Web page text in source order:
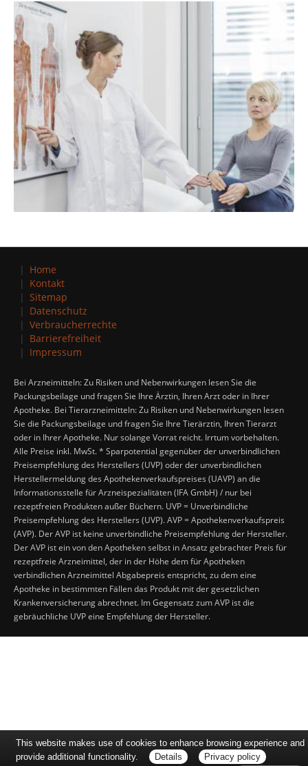
Home
Kontakt
Sitemap
Datenschutz
Verbraucherrechte
Barrierefreiheit
Impressum
Bei Arzneimitteln: Zu Risiken und Nebenwirkungen lesen Sie die
Packungsbeilage und fragen Sie Ihre Ärztin, Ihren Arzt oder in Ihrer
Apotheke. Bei Tierarzneimitteln: Zu Risiken und Nebenwirkungen lesen
Sie die Packungsbeilage und fragen Sie Ihre Tierärztin, Ihren Tierarzt
oder in Ihrer Apotheke. Nur solange Vorrat reicht. Irrtum vorbehalten.
Alle Preise inkl. MwSt. * Sparpotential gegenüber der unverbindlichen
Preisempfehlung des Herstellers (UVP) oder der unverbindlichen
Herstellermeldung des Apothekenverkaufspreises (UAVP) an die
Informationsstelle für Arzneispezialitäten (IFA GmbH) / nur bei
rezeptfreien Produkten außer Büchern. UVP = Unverbindliche
Preisempfehlung des Herstellers (UVP). AVP = Apothekenverkaufspreis
(AVP). Der AVP ist keine unverbindliche Preisempfehlung der Hersteller.
Der AVP ist ein von den Apotheken selbst in Ansatz gebrachter Preis für
rezeptfreie Arzneimittel, der in der Höhe dem für Apotheken
verbindlichen Arzneimittel Abgabepreis entspricht, zu dem eine
Apotheke in bestimmten Fällen das Produkt mit der gesetzlichen
Krankenversicherung abrechnet. Im Gegensatz zum AVP ist die
gebräuchliche UVP eine Empfehlung der Hersteller.
This website makes use of cookies to enhance browsing experience and
provide additional functionality.
Details Privacy policy